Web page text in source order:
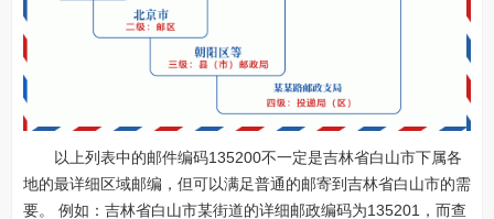
以上列表中的邮件编码135200不一定是吉林省白山市下属各
地的最详细区域邮编，但可以满足普通的邮寄到吉林省白山市的需
要。 例如：吉林省白山市某街道的详细邮政编码为135201，而查